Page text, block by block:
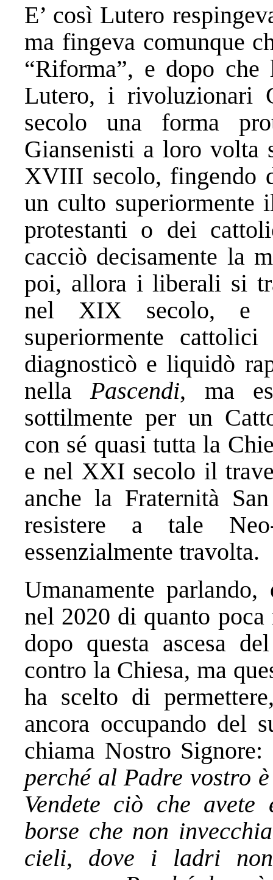
E’ così Lutero
ma fingeva comunque
“Riforma”, e dopo
Lutero, i rivoluzionari
secolo una forma
Giansenisti a loro volta
XVIII secolo, fingendo
un culto superiormente
protestanti o dei
cacciò decisamente la
poi, allora i liberali si
nel XIX secolo, e
superiormente
diagnosticò e liquidò
nellaPascendi, ma
sottilmente per un
con sé quasi tutta la
e nel XXI secolo il
anche la Fraternità
resistere a tale Neo-
essenzialmente travolta.
Umanamente
nel 2020 di quanto
dopo questa ascesa
contro la Chiesa, ma
ha scelto di
ancora occupando del
chiama Nostro Signore:
perché al Padre vostro
Vendete ciò che
borse che non
cieli, dove i ladri